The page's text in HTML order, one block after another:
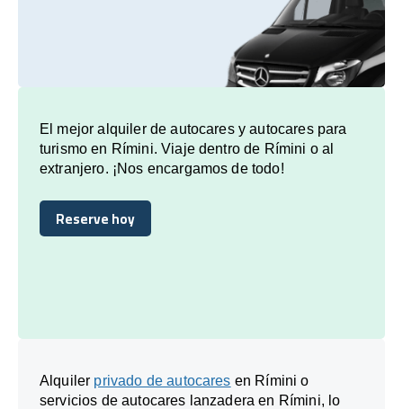
El mejor alquiler de autocares y autocares para
turismo en Rímini. Viaje dentro de Rímini o al
extranjero. ¡Nos encargamos de todo!
Reserve hoy
Reserve hoy
Alquiler privado de autocares en Rímini o
servicios de autocares lanzadera en Rímini, lo